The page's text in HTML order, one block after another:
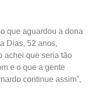
que aguardou a dona
Dias, 52 anos,
achei que seria tão
e o que a gente
continue assim”,